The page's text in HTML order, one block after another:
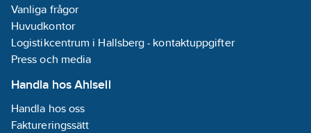
Vanliga frågor
Huvudkontor
Logistikcentrum i Hallsberg - kontaktuppgifter
Press och media
Handla hos Ahlsell
Handla hos oss
Faktureringssätt